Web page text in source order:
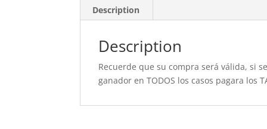
Description
Description
Recuerde que su compra será válida, si
ganador en TODOS los casos pagara los